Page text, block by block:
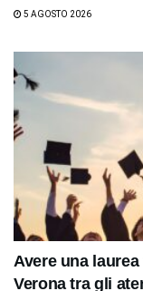
5 AGOSTO 2026
Avere una
Verona tra gli